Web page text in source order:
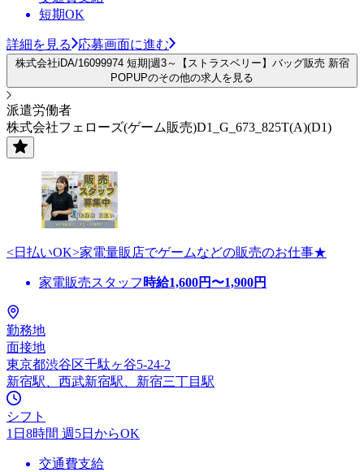
短期OK
詳細を見る 応募画面に進む
株式会社iDA/16099974 短期|週3～【ストラスベリー】バッグ販売 新宿
POPUPのその他の求人を見る
派遣労働者
株式会社フェローズ(ゲーム販売)D1_G_673_825T(A)(D1)
<日払いOK>家電量販店でゲームなどの販売のお仕事★
家電販売スタッフ 時給1,600円〜1,900円
勤務地
面接地
東京都渋谷区千駄ヶ谷5-24-2
新宿駅、西武新宿駅、新宿三丁目駅
シフト
1日8時間 週5日からOK
交通費支給